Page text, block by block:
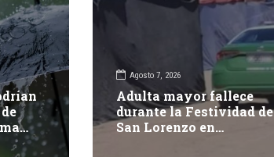
Agosto 7, 2026
Adulta mayor fallece
durante la Festividad de
San Lorenzo en